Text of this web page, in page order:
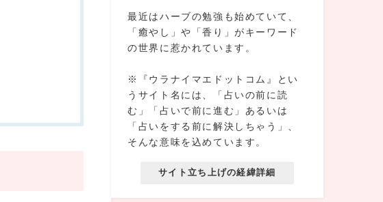
最近はハーブの勉強も始めていて、
「癒やし」や「香り」がキーワード
の世界に惹かれています。
※『ウラナイマエドットコム』とい
うサイト名には、「占いの前に読
む」「占いで前に進む」あるいは
「占いをする前に解決しちゃう」、
そんな意味を込めています。
サイト立ち上げの経緯詳細